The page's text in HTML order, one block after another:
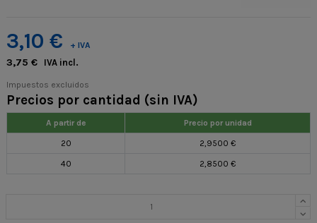
3,10 € + IVA
3,75 € IVA incl.
Impuestos excluidos
Precios por cantidad (sin IVA)
A partir de Precio por unidad
20 2,9500 €
40 2,8500 €